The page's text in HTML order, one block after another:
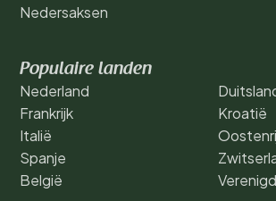
Nedersaksen
Populaire landen
Nederland
Frankrijk
Italië
Spanje
België
Kroatië